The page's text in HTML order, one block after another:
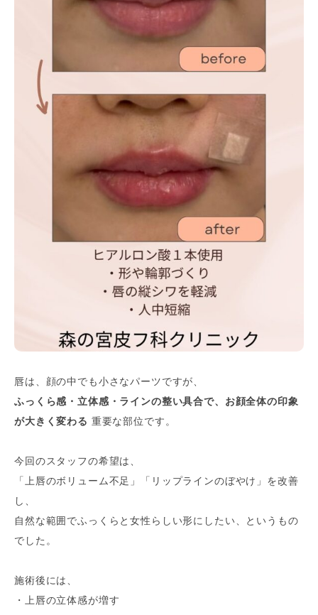
唇は、顔の中でも小さなパーツですが、
ふっくら感・立体感・ラインの整い具合で、お顔全体の印象
が大きく変わる 重要な部位です。
今回のスタッフの希望は、
「上唇のボリューム不足」「リップラインのぼやけ」を改善
し、
自然な範囲でふっくらと女性らしい形にしたい、というもの
でした。
施術後には、
・上唇の立体感が増す